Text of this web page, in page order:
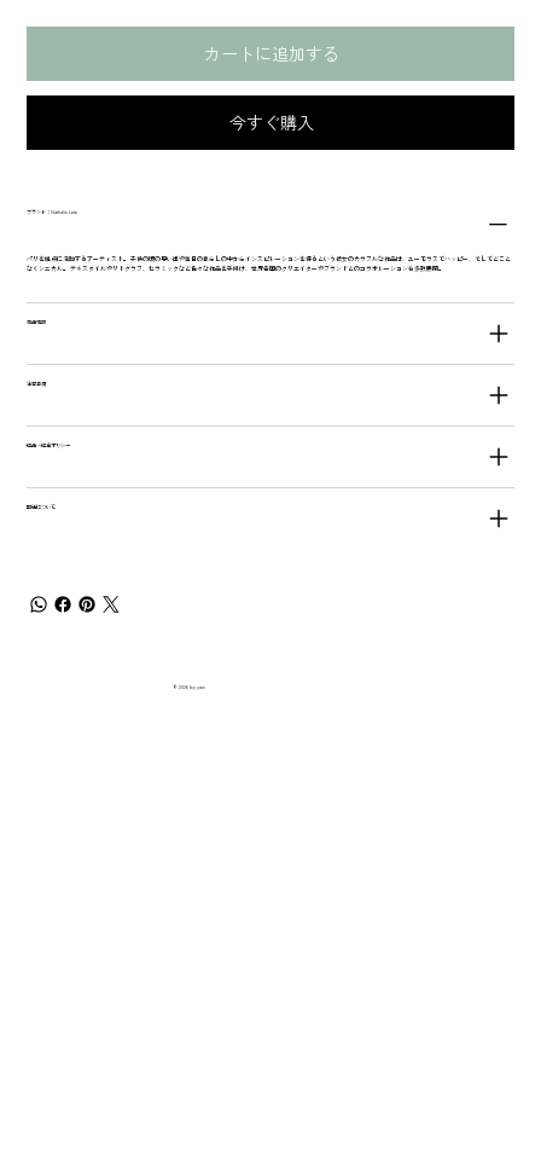
カートに追加する
今すぐ購入
ブランド：Nathalie Lete
パリを拠点に活動するアーティスト。 子供の頃の思い出や毎日の暮らしの中からインスピレーションを得るという彼女のカラフルな作品は、ユーモラスでハッピー、そしてどこと
なくシニカル。 テキスタイルやリトグラフ、セラミックなど色々な作品を手掛け、世界各国のクリエイターやブランドとのコラボレーションも多数展開。
商品情報
注意事項
返品・返金ポリシー
配送について
© 2026 by yao